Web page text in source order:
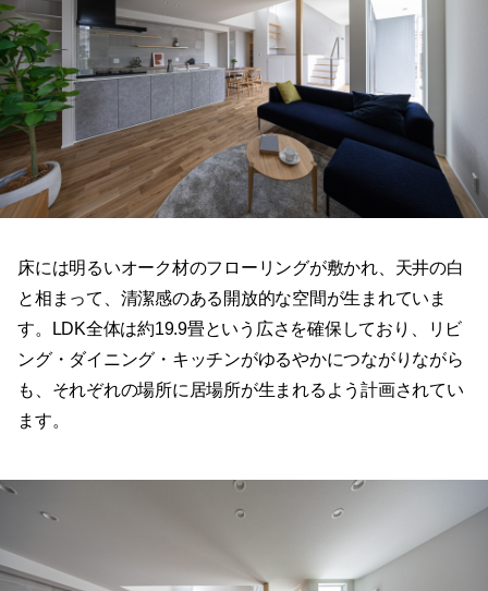
床には明るいオーク材のフローリングが敷かれ、天井の白
と相まって、清潔感のある開放的な空間が生まれていま
す。LDK全体は約19.9畳という広さを確保しており、リビ
ング・ダイニング・キッチンがゆるやかにつながりながら
ます。